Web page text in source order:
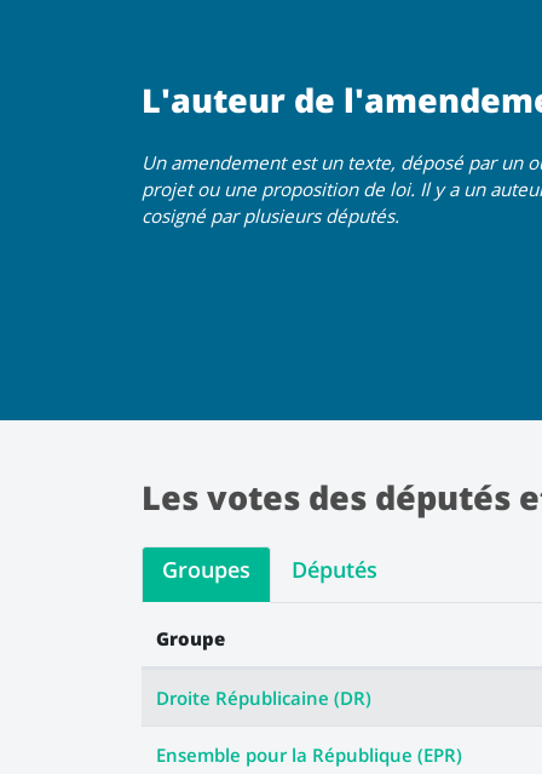
L'auteur de
Un amendement est un texte, déposé par un
projet ou une proposition de loi. Il y a un
cosigné par plusieurs députés.
Les votes des députés
Groupes Députés
Groupe
Droite Républicaine (DR)
Ensemble pour la République (EPR)